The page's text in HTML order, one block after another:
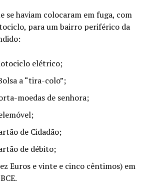
se haviam colocaram em fuga, com
para um bairro periférico da
elétrico;
a “tira-colo”;
moedas de senhora;
de Cidadão;
de débito;
Euros e vinte e cinco cêntimos) em